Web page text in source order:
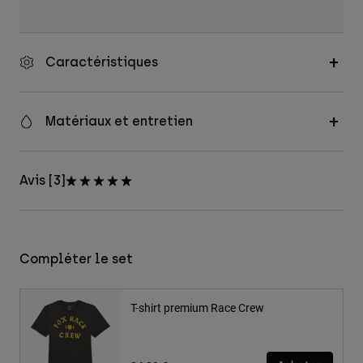
Caractéristiques
Matériaux et entretien
Avis [3]
Compléter le set
T-shirt premium Race Crew